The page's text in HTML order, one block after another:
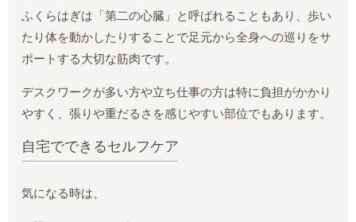
ふくらはぎは「第二の心臓」と呼ばれることもあり、歩い
たり体を動かしたりすることで足元から全身への巡りをサ
ポートする大切な筋肉です。
デスクワークが多い方や立ち仕事の方は特に負担がかかり
やすく、張りや重だるさを感じやすい部位でもあります。
自宅でできるセルフケア
気になる時は、